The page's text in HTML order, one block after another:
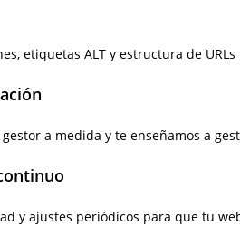
etiquetas ALT y estructura de
a medida y te enseñamos a
y ajustes periódicos para que tu